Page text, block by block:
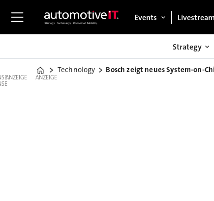
Events
Strategy
Home
Technology Bosch zeigt neues System-on-
ANZEIGE ANZEIGE